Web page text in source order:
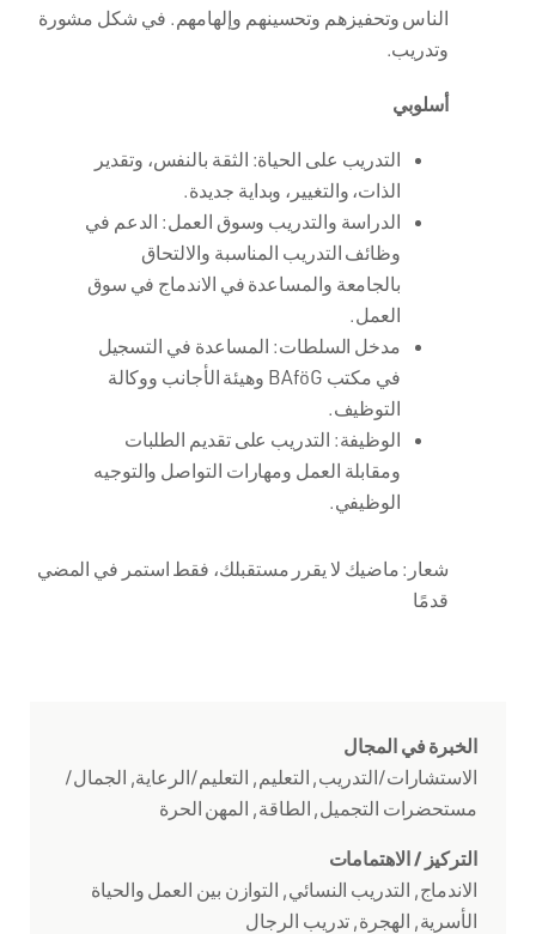
الناس وتحفيزهم وتحسينهم وإلهامهم. في شكل مشورة
وتدريب.
أسلوبي
التدريب على الحياة: الثقة بالنفس، وتقدير
الذات، والتغيير، وبداية جديدة.
الدراسة والتدريب وسوق العمل: الدعم في
وظائف التدريب المناسبة والالتحاق
بالجامعة والمساعدة في الاندماج في سوق
العمل.
مدخل السلطات: المساعدة في التسجيل
في مكتب BAföG وهيئة الأجانب ووكالة
التوظيف.
الوظيفة: التدريب على تقديم الطلبات
ومقابلة العمل ومهارات التواصل والتوجيه
الوظيفي.
شعار: ماضيك لا يقرر مستقبلك، فقط استمر في المضي
قدمًا
الخبرة في المجال
الاستشارات/التدريب, التعليم, التعليم/الرعاية, الجمال/
مستحضرات التجميل, الطاقة, المهن الحرة
التركيز / الاهتمامات
الاندماج, التدريب النسائي, التوازن بين العمل والحياة
الأسرية, الهجرة, تدريب الرجال